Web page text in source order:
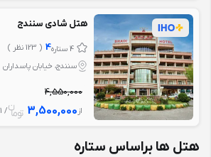
هتل شادی سنندج
4 ستاره 4 ( 123 نظر )
سنندج، خيابان پاسداران
4,550,000
از 3,500,000 / 1 شب
هتل ها براساس ستاره